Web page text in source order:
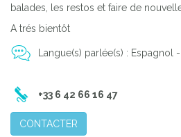
balades, les restos et faire de
A trés bientôt
Langue(s) parlée(s) : Espagnol
+33 6 42 66 16 47
CONTACTER